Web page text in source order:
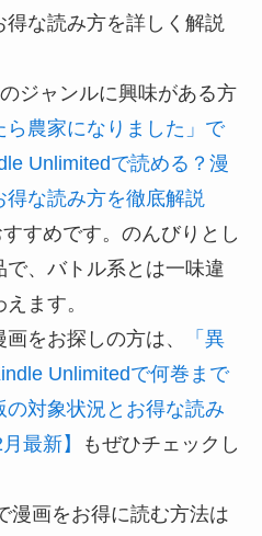
な読み方を詳しく解説
ジャンルに興味がある方
ら農家になりました」で
Unlimitedで読める？漫
な読み方を徹底解説
すめです。のんびりとし
、バトル系とは一味違
ます。
をお探しの方は、
「異
Unlimitedで何巻まで
対象状況とお得な読み
最新】
もぜひチェックし
漫画をお得に読む方法は